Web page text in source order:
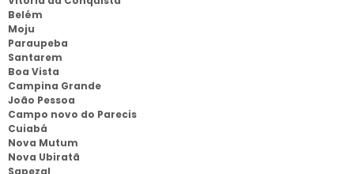
Belém
Moju
Paraupeba
Santarem
Boa Vista
Campina Grande
João Pessoa
Campo novo do Parecis
Cuiabá
Nova Mutum
Nova Ubiratã
Sapezal